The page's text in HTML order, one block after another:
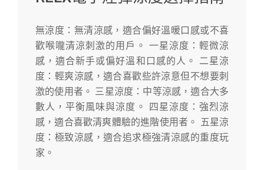
無涼度：無清涼感，適合偏好溫暖口感或不喜
歡喉嚨清涼刺激的用戶。 一星涼度：輕微涼
感，適合新手或偏好溫和口感的人。 二星涼
度：輕爽涼感，適合喜歡些許涼意但不想要刺
激的使用者。 三星涼度：中等涼感，適合大多
數人，平衡風味與涼度。 四星涼度：強烈涼
感，適合喜歡清爽體驗的進階使用者。 五星涼
度：極致涼感，適合追求極強清涼感的重度玩
家。